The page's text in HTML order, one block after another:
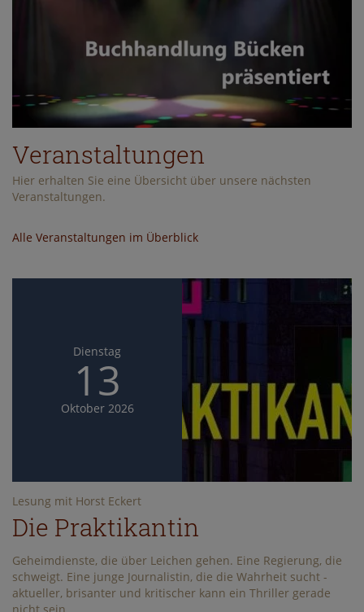
Veranstaltungen
Hier erhalten Sie eine Übersicht über unsere nächsten
Veranstaltungen.
Alle Veranstaltungen im Überblick
Dienstag
13
Oktober 2026
Lesung mit Horst Eckert
Die Praktikantin
Geheimdienste, die über Leichen gehen. Eine Regierung, die
schweigt. Eine junge Journalistin, die die Wahrheit sucht -
aktueller, brisanter und kritischer kann ein Thriller gerade
nicht sein.